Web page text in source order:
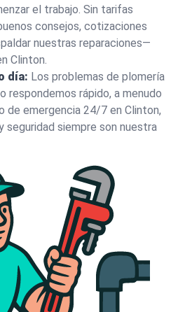
el trabajo. Sin tarifas
consejos, cotizaciones
nuestras reparaciones—
Clinton.
día: Los problemas de plomería
respondemos rápido, a menudo
de emergencia 24/7 en Clinton,
seguridad siempre son nuestra